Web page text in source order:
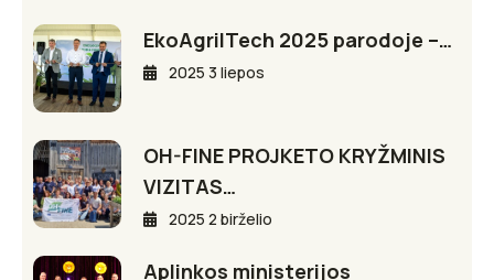
EkoAgriITech 2025 parodoje –…
2025 3 liepos
OH-FINE PROJKETO KRYŽMINIS
VIZITAS…
2025 2 birželio
Aplinkos ministerijos